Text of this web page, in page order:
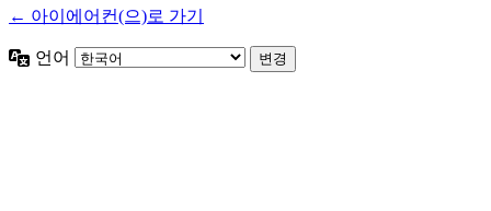
← 아이에어컨(으)로 가기
언어